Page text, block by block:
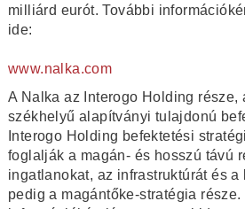
milliárd eurót. További
ide:
www.nalka.com
A Nalka az Interogo Holding része,
székhelyű alapítványi tulajdonú
Interogo Holding befektetési
foglalják a magán- és hosszú távú
ingatlanokat, az infrastruktúrát és a
pedig a magántőke-stratégia része.